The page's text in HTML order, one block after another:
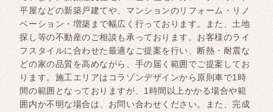
平屋などの新築戸建てや、マンションのリフォーム・リノ
ベーション・増築まで幅広く行っております。また、土地
探し等の不動産のご相談も承っております。お客様のライ
フスタイルに合わせた最適なご提案を行い、断熱・耐震な
どの家の品質を高めながら、手の届く範囲でご提案してお
ります。施工エリアはコラゾンデザインから原則車で1時
間の範囲となっておりますが、1時間以上かかる場合や範
囲内か不明な場合は、お問い合わせください。また、完成